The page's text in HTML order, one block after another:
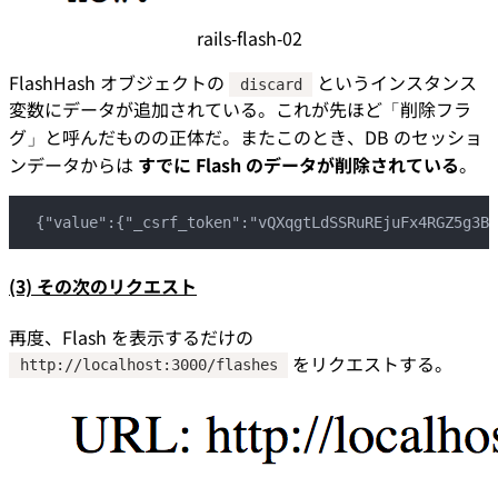
rails-flash-02
FlashHash オブジェクトの
discard
というインスタンス
変数にデータが追加されている。これが先ほど「削除フラ
グ」と呼んだものの正体だ。またこのとき、DB のセッショ
ンデータからは すでに Flash のデータが削除されている。
(3) その次のリクエスト
再度、Flash を表示するだけの
http://localhost:3000/flashes をリクエストする。